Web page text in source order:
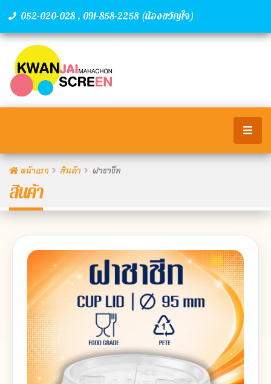
052-020-028 , 091-858-2258 (น้องขวัญใจ)
หน้าแรก สินค้า ฝาชาชีท
สินค้า